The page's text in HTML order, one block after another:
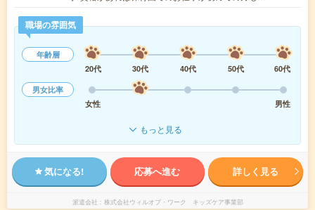
職場の雰囲気
年齢層
20代
30代 40代 50代
60代
男女比率
女性
男性
もっと見る
気になる! 応募へ進む 詳しく見る
派遣会社 株式会社ウィルオブ・ワーク キッズケア事業部